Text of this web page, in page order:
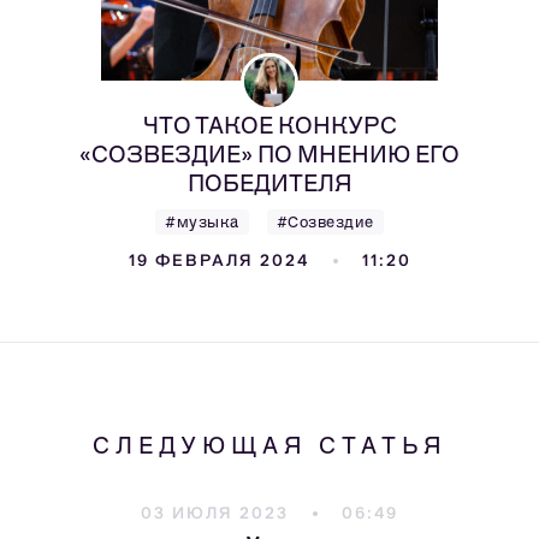
ЧТО ТАКОЕ КОНКУРС
«СОЗВЕЗДИЕ» ПО МНЕНИЮ ЕГО
ПОБЕДИТЕЛЯ
#музыка #Созвездие
19 ФЕВРАЛЯ 2024 11:20
СЛЕДУЮЩАЯ СТАТЬЯ
03 ИЮЛЯ 2023 06:49